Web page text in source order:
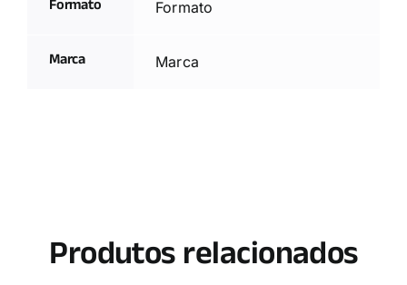
Formato Formato
Marca Marca
Produtos relacionados